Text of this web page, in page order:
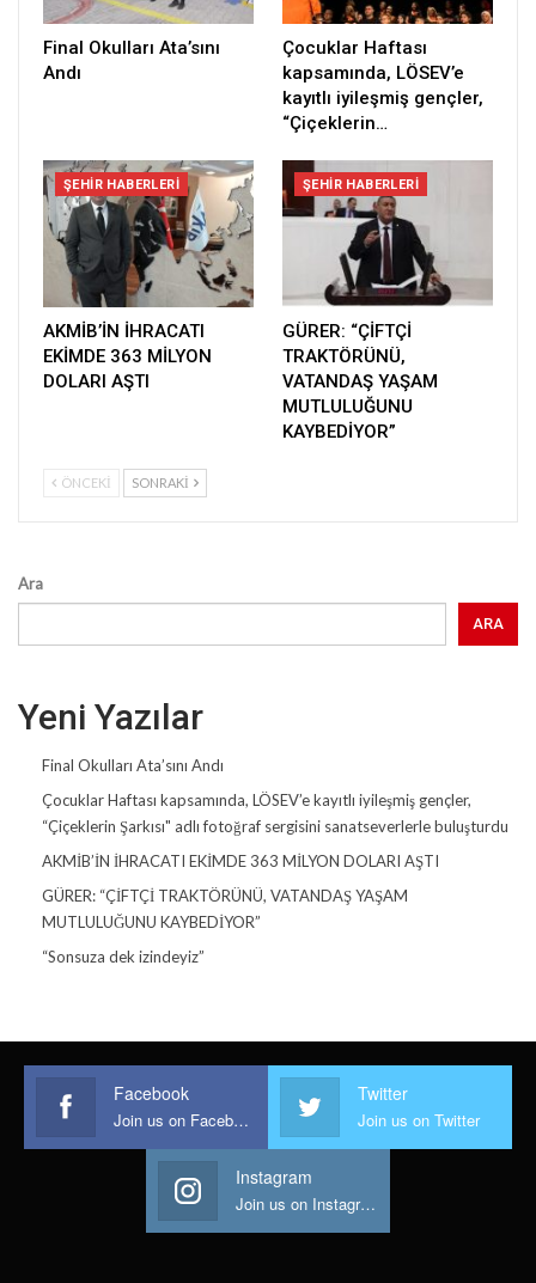
Final Okulları Ata’sını
Andı
Çocuklar Haftası
kapsamında, LÖSEV’e
kayıtlı iyileşmiş gençler,
“Çiçeklerin…
ŞEHIR HABERLERI
AKMİB’İN İHRACATI
EKİMDE 363 MİLYON
DOLARI AŞTI
ŞEHIR HABERLERI
GÜRER: “ÇİFTÇİ
TRAKTÖRÜNÜ,
VATANDAŞ YAŞAM
MUTLULUĞUNU
KAYBEDİYOR”
ÖNCEKI SONRAKI
Ara
ARA
Yeni Yazılar
Final Okulları Ata’sını Andı
Çocuklar Haftası kapsamında, LÖSEV’e kayıtlı iyileşmiş gençler,
“Çiçeklerin Şarkısı" adlı fotoğraf sergisini sanatseverlerle buluşturdu
AKMİB’İN İHRACATI EKİMDE 363 MİLYON DOLARI AŞTI
GÜRER: “ÇİFTÇİ TRAKTÖRÜNÜ, VATANDAŞ YAŞAM
MUTLULUĞUNU KAYBEDİYOR”
“Sonsuza dek izindeyiz”
Facebook
Join us on Facebook
Twitter
Join us on Twitter
Instagram
Join us on Instagram